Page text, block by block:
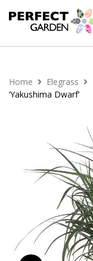
Home Elegrass
‘Yakushima Dwarf’